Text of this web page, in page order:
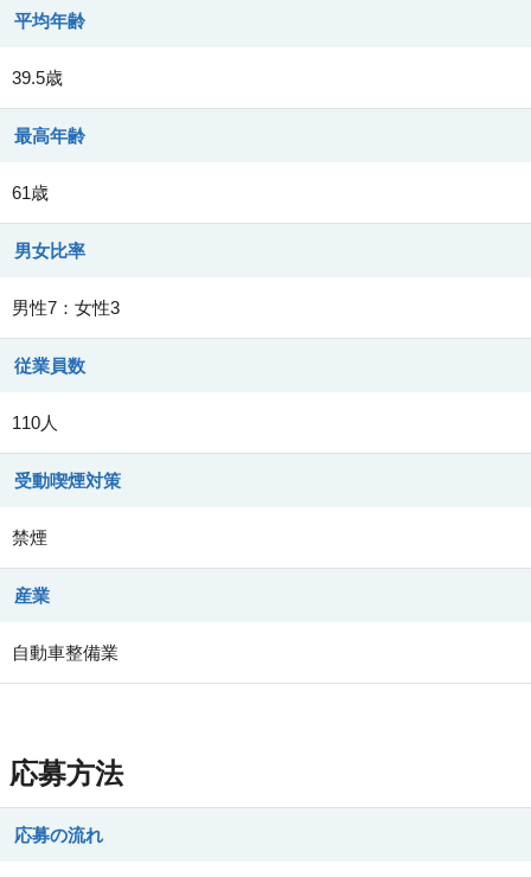
平均年齢
39.5歳
最高年齢
61歳
男女比率
男性7：女性3
従業員数
110人
受動喫煙対策
禁煙
産業
自動車整備業
応募方法
応募の流れ